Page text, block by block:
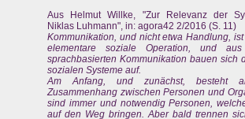
Aus Helmut Willke, "Zur Relevanz der
Niklas Luhmann", in: agora42 2/2016 (S. 11)
Kommunikation, und nicht etwa Handlung,
elementare soziale Operation, und
sprachbasierten Kommunikation bauen sich
sozialen Systeme auf.
Am Anfang, und zunächst, besteht
Zusammenhang zwischen Personen und
sind immer und notwendig Personen,
auf den Weg bringen. Aber bald trennen